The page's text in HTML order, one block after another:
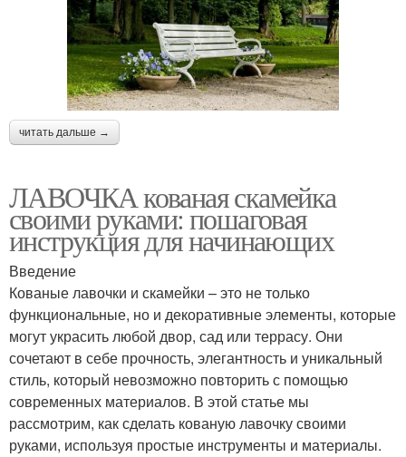
читать дальше →
ЛАВОЧКА кованая скамейка
своими руками: пошаговая
инструкция для начинающих
Введение
Кованые лавочки и скамейки – это не только
функциональные, но и декоративные элементы, которые
могут украсить любой двор, сад или террасу. Они
сочетают в себе прочность, элегантность и уникальный
стиль, который невозможно повторить с помощью
современных материалов. В этой статье мы
рассмотрим, как сделать кованую лавочку своими
руками, используя простые инструменты и материалы.